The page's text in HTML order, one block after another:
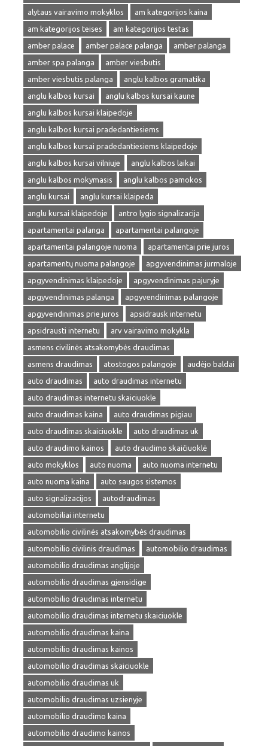
alytaus vairavimo mokyklos
am kategorijos kaina
am kategorijos teises
am kategorijos testas
amber palace
amber palace palanga
amber palanga
amber spa palanga
amber viesbutis
amber viesbutis palanga
anglu kalbos gramatika
anglu kalbos kursai
anglu kalbos kursai kaune
anglu kalbos kursai klaipedoje
anglu kalbos kursai pradedantiesiems
anglu kalbos kursai pradedantiesiems klaipedoje
anglu kalbos kursai vilniuje
anglu kalbos laikai
anglu kalbos mokymasis
anglu kalbos pamokos
anglu kursai
anglu kursai klaipeda
anglu kursai klaipedoje
antro lygio signalizacija
apartamentai palanga
apartamentai palangoje
apartamentai palangoje nuoma
apartamentai prie juros
apartamentų nuoma palangoje
apgyvendinimas jurmaloje
apgyvendinimas klaipedoje
apgyvendinimas pajuryje
apgyvendinimas palanga
apgyvendinimas palangoje
apgyvendinimas prie juros
apsidrausk internetu
apsidrausti internetu
arv vairavimo mokykla
asmens civilinės atsakomybės draudimas
asmens draudimas
atostogos palangoje
audėjo baldai
auto draudimas
auto draudimas internetu
auto draudimas internetu skaiciuokle
auto draudimas kaina
auto draudimas pigiau
auto draudimas skaiciuokle
auto draudimas uk
auto draudimo kainos
auto draudimo skaičiuoklė
auto mokyklos
auto nuoma
auto nuoma internetu
auto nuoma kaina
auto saugos sistemos
auto signalizacijos
autodraudimas
automobiliai internetu
automobilio civilinės atsakomybės draudimas
automobilio civilinis draudimas
automobilio draudimas
automobilio draudimas anglijoje
automobilio draudimas gjensidige
automobilio draudimas internetu
automobilio draudimas internetu skaiciuokle
automobilio draudimas kaina
automobilio draudimas kainos
automobilio draudimas skaiciuokle
automobilio draudimas uk
automobilio draudimas uzsienyje
automobilio draudimo kaina
automobilio draudimo kainos